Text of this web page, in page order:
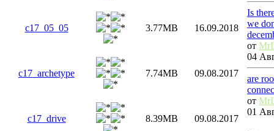
c17_05_05 3.77MB 16.09.2018
c17_archetype 7.74MB 09.08.2017
c17_drive 8.39MB 09.08.2017
Is
we
от
04
are
от
01